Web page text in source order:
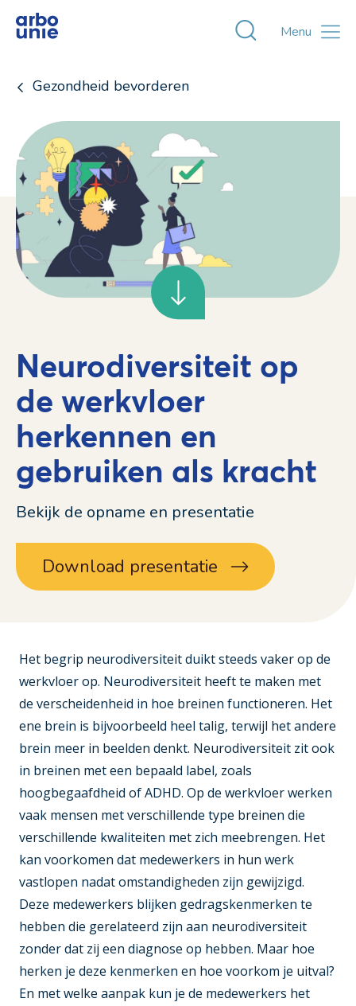
Toggle
Menu
Gezondheid bevorderen
Neurodiversiteit op
de werkvloer
herkennen en
gebruiken als kracht
Download presentatie
Bekijk de opname en presentatie
Het begrip neurodiversiteit duikt steeds vaker op de
werkvloer op. Neurodiversiteit heeft te maken met
de verscheidenheid in hoe breinen functioneren. Het
ene brein is bijvoorbeeld heel talig, terwijl het andere
brein meer in beelden denkt. Neurodiversiteit zit ook
in breinen met een bepaald label, zoals
hoogbegaafdheid of ADHD. Op de werkvloer werken
vaak mensen met verschillende type breinen die
verschillende kwaliteiten met zich meebrengen. Het
kan voorkomen dat medewerkers in hun werk
vastlopen nadat omstandigheden zijn gewijzigd.
Deze medewerkers blijken gedragskenmerken te
hebben die gerelateerd zijn aan neurodiversiteit
zonder dat zij een diagnose op hebben. Maar hoe
herken je deze kenmerken en hoe voorkom je uitval?
En met welke aanpak kun je de medewerkers het